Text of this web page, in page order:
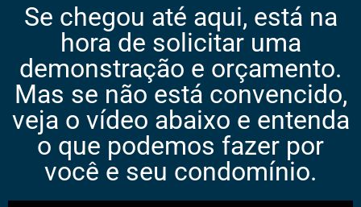
Se chegou até aqui, está na
hora de solicitar uma
demonstração e orçamento.
Mas se não está convencido,
veja o vídeo abaixo e entenda
o que podemos fazer por
você e seu condomínio.